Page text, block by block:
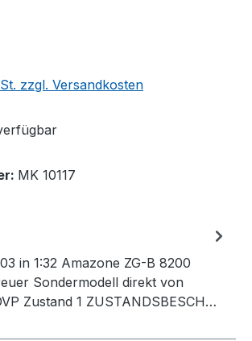
zzgl. Versandkosten
MK 10117
in 1:32 Amazone ZG-B 8200
Sondermodell direkt von
Zustand 1 ZUSTANDSBESCH…